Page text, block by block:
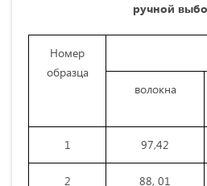
ручной
Номер
образца
волокна
1 97,42
2 88, 01